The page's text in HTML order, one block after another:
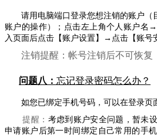
请用电脑端口登录您想注销的账户（
账户的操作）；点击左上角个人账户名 →
入页面后点击【账户设置】
→ 点击【账号
注销提醒：帐号注销后不可恢复
问题八： 忘记登录密码怎么办？
如您已绑定手机号码，可以在登录页
提醒： 考虑到账户安全问题，暂未
申请账户后第一时间绑定自己常用的手